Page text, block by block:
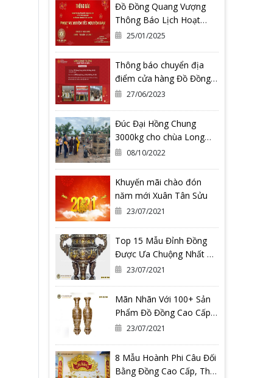
Đồ Đồng Quang Vượng
Thông Báo Lịch Hoạt
Động Tết Nguyên Đán Ất
25/01/2025
Thông báo chuyển địa
điểm cửa hàng Đồ Đồng
Quang Vượng Cơ Sở 2
27/06/2023
Đúc Đại Hồng Chung
3000kg cho chùa Long
Hoa Thiền Tự - Tỉnh Bình
08/10/2022
Khuyến mãi chào đón
năm mới Xuân Tân Sửu
23/07/2021
Top 15 Mẫu Đỉnh Đồng
Được Ưa Chuộng Nhất Có
Thể Bạn Đang Cần
23/07/2021
Mãn Nhãn Với 100+ Sản
Phẩm Đồ Đồng Cao Cấp
Tại Đồ Đồng Quang
23/07/2021
8 Mẫu Hoành Phi Câu Đối
Bằng Đồng Cao Cấp, Thờ